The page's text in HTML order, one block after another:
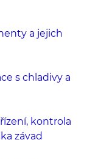
a jejich
s chladivy a
kontrola
závad